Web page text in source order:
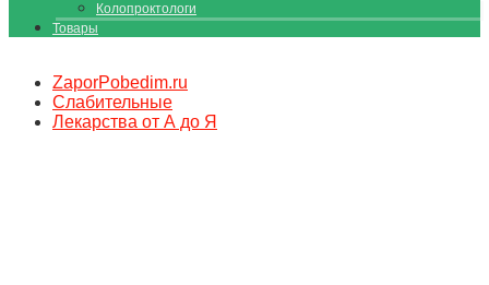
Колопроктологи
Товары
ZaporPobedim.ru
Слабительные
Лекарства от А до Я